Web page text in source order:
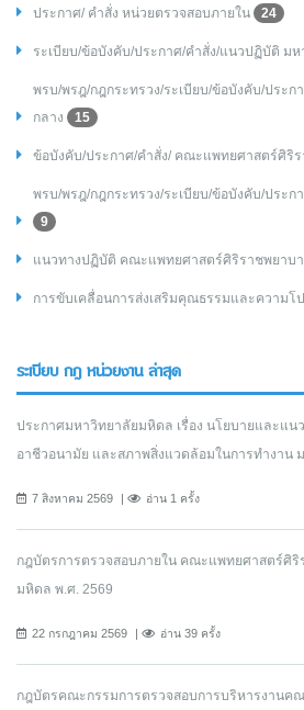
ประกาศ/ คำสั่ง หน่วยตรวจสอบภายใน 24
ระเบียบ/ข้อบังคับ/ประกาศ/คำสั่ง/แนวปฏิบัติ ม
พรบ/พรฎ/กฎกระทรวง/ระเบียบ/ข้อบังคับ/ประก
กลาง
15
ข้อบังคับ/ประกาศ/คำสั่ง/ คณะแพทยศาสตร์ศิริ
พรบ/พรฎ/กฎกระทรวง/ระเบียบ/ข้อบังคับ/ประก
9
แนวทางปฏิบัติ คณะแพทยศาสตร์ศิริราชพยาบ
การขับเคลื่อนการส่งเสริมคุณธรรมและความโ
ระเบียบ กฎ หน่วยงาน ล่าสุด
ประกาศมหาวิทยาลัยมหิดล เรื่อง นโยบายและแ
อาชีวอนามัย และสภาพสิ่งแวดล้อมในการทำงาน
7 สิงหาคม 2569 อ่าน 1 ครั้ง
กฎบัตรการตรวจสอบภายใน คณะแพทยศาสตร์ศิ
มหิดล พ.ศ. 2569
22 กรกฎาคม 2569 อ่าน 39 ครั้ง
กฎบัตรคณะกรรมการตรวจสอบการบริหารงานค